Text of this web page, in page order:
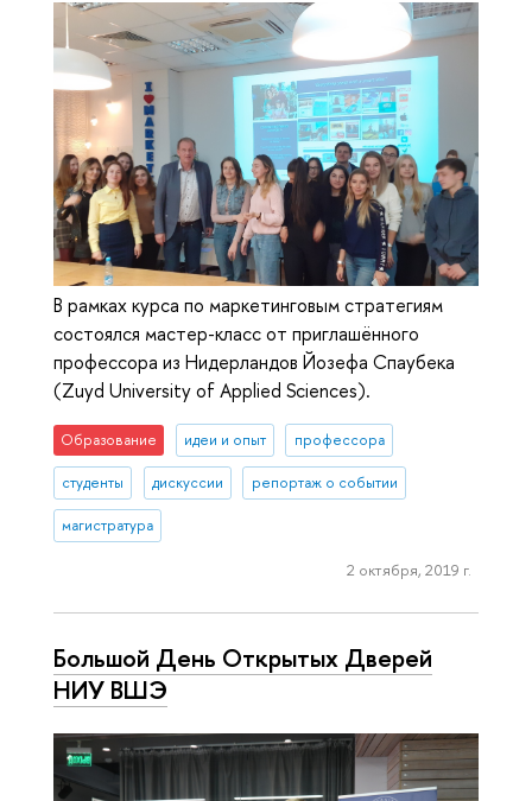
В рамках курса по маркетинговым стратегиям
состоялся мастер-класс от приглашённого
профессора из Нидерландов Йозефа Спаубека
(Zuyd University of Applied Sciences).
Образование идеи и опыт профессора
студенты дискуссии репортаж о событии
магистратура
2 октября, 2019 г.
Большой День Открытых Дверей
НИУ ВШЭ